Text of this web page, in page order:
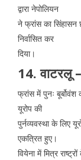
द्वारा नेपोलियन
ने फ्रांस का सिंहासन
निर्वासित कर
दिया।
14. वाटरलू –
फ्रांस में पुनः
यूरोप की
पुर्नव्यवस्था के लिए
एकत्रित हुए।
वियेना में मित्र